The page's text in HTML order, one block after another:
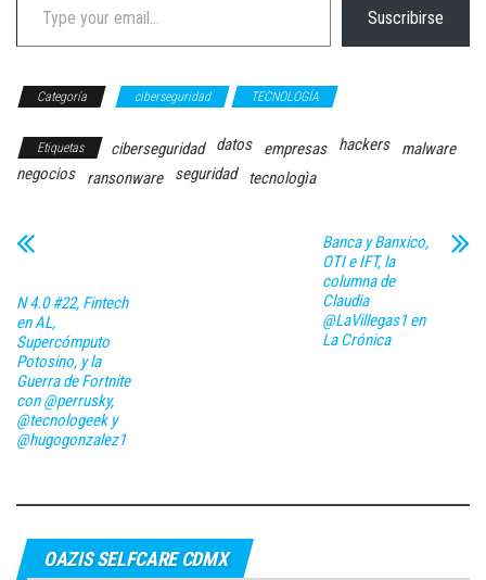
Suscribirse
Categoría ciberseguridad TECNOLOGÍA
Etiquetas ciberseguridad datos empresas hackers
malware
negocios
ransonware seguridad tecnologìa
N 4.0 #22, Fintech
en AL,
Supercómputo
Potosino, y la
Guerra de Fortnite
con @perrusky,
@tecnologeek y
@hugogonzalez1
Banca y Banxico,
OTI e IFT, la
columna de
Claudia
@LaVillegas1 en
La Crónica
OAZIS SELFCARE CDMX